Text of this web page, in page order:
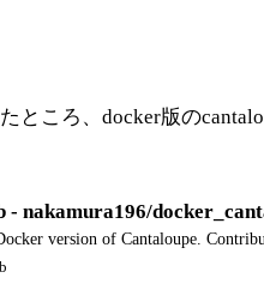
ところ、docker版の
- nakamura196/
version of Cantaloupe.